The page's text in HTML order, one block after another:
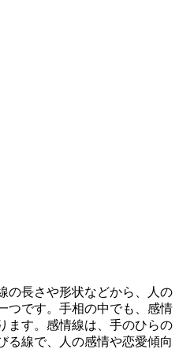
の長さや形状などから、人の
つです。手相の中でも、感情
ます。感情線は、手のひらの
る線で、人の感情や恋愛傾向